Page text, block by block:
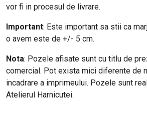
vor fi in procesul de livrare.
Important: Este important sa stii ca
o avem este de +/- 5 cm.
Nota: Pozele afisate sunt cu titlu de
comercial. Pot exista mici diferente de
incadrare a imprimeului. Pozele sunt
Atelierul Harnicutei.